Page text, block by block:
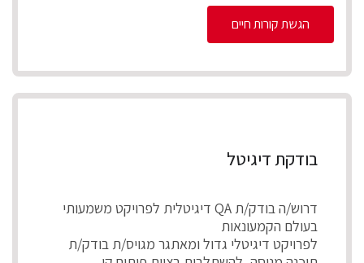
הגשת קורות חיים
בודקת דיגיטל
דרוש/ה בודק/ת QA דיגיטלית לפרויקט משמעותי
בעולם הקמעונאות
לפרויקט דיגיטלי גדול ומאתגר מגויס/ת בודק/ת